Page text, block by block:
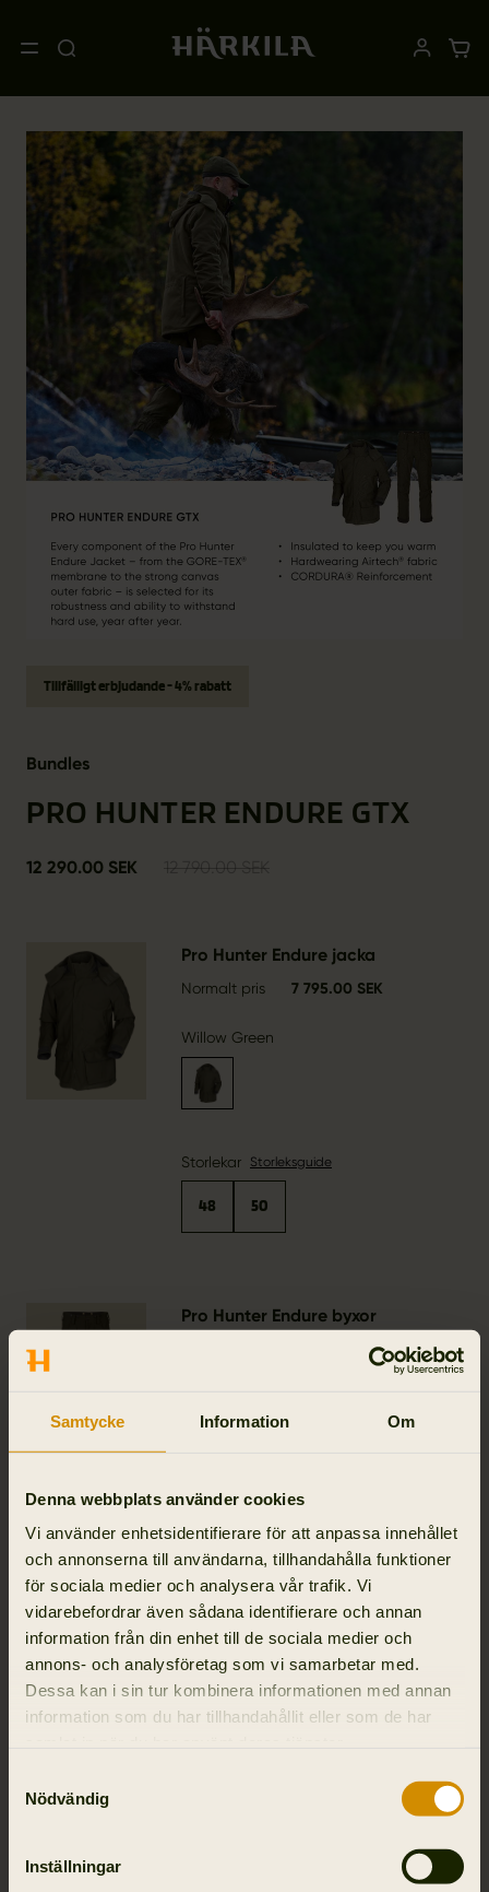
Samtycke Information Om
Denna webbplats använder cookies
Vi använder enhetsidentifierare för att anpassa innehållet
och annonserna till användarna, tillhandahålla funktioner
för sociala medier och analysera vår trafik. Vi
vidarebefordrar även sådana identifierare och annan
information från din enhet till de sociala medier och
annons- och analysföretag som vi samarbetar med.
Dessa kan i sin tur kombinera informationen med annan
information som du har tillhandahållit eller som de har
Nödvändig
Inställningar
Tillfälligt erbjudande - 4% rabatt
Bundles
PRO HUNTER ENDURE GTX
12 290.00 SEK 12 790.00 SEK
Pro Hunter Endure jacka
Normalt pris 7 795.00 SEK
Willow Green
Storlekar Storleksguide
48 50
Pro Hunter Endure byxor
4 995.00 SEK
Storleksguide
50 52 54 56 58
12 290.00 SEK 12 790.00 SEK
skickas samma dag